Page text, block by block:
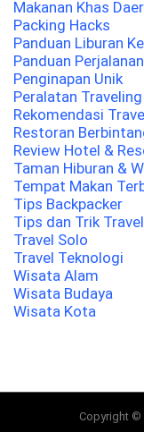
Makanan Khas
Packing Hacks
Panduan Liburan
Panduan Perjalanan
Penginapan Unik
Peralatan
Rekomendasi
Restoran
Review Hotel &
Taman Hiburan &
Tempat Makan
Tips Backpacker
Tips dan Trik Travel
Travel Solo
Travel Teknologi
Wisata Alam
Wisata Budaya
Wisata Kota
Copyright ©